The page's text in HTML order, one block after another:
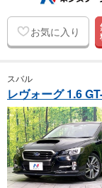
お気に入り
スバル
レヴォーグ 1.6